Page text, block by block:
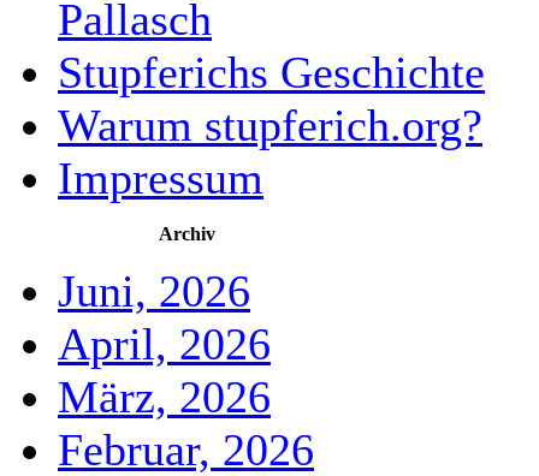
Pallasch
Stupferichs Geschichte
Warum stupferich.org?
Impressum
Archiv
Juni, 2026
April, 2026
März, 2026
Februar, 2026